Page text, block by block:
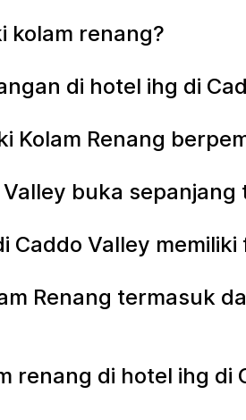
kolam renang?
di hotel ihg di
Kolam Renang
buka sepanjang
Valley
Renang termasuk
renang di hotel ihg di